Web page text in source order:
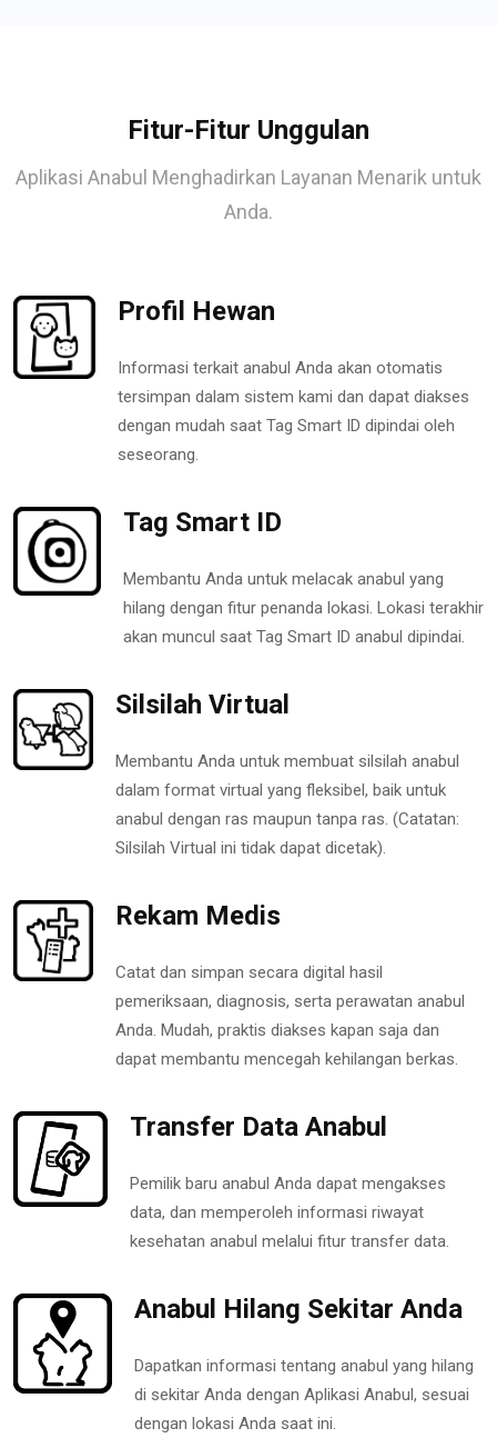
Fitur-Fitur Unggulan
Aplikasi Anabul Menghadirkan Layanan Menarik untuk
Anda.
Profil Hewan
Informasi terkait anabul Anda akan otomatis
tersimpan dalam sistem kami dan dapat diakses
dengan mudah saat Tag Smart ID dipindai oleh
seseorang.
Tag Smart ID
Membantu Anda untuk melacak anabul yang
hilang dengan fitur penanda lokasi. Lokasi terakhir
akan muncul saat Tag Smart ID anabul dipindai.
Silsilah Virtual
Membantu Anda untuk membuat silsilah anabul
dalam format virtual yang fleksibel, baik untuk
anabul dengan ras maupun tanpa ras. (Catatan:
Silsilah Virtual ini tidak dapat dicetak).
Rekam Medis
Catat dan simpan secara digital hasil
pemeriksaan, diagnosis, serta perawatan anabul
Anda. Mudah, praktis diakses kapan saja dan
dapat membantu mencegah kehilangan berkas.
Transfer Data Anabul
Pemilik baru anabul Anda dapat mengakses
data, dan memperoleh informasi riwayat
kesehatan anabul melalui fitur transfer data.
Anabul Hilang Sekitar Anda
Dapatkan informasi tentang anabul yang hilang
di sekitar Anda dengan Aplikasi Anabul, sesuai
dengan lokasi Anda saat ini.